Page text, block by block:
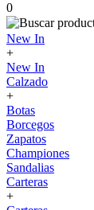
0
New In
+
New In
Calzado
+
Botas
Borcegos
Zapatos
Championes
Sandalias
Carteras
+